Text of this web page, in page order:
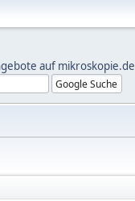
auf mikroskopie.de